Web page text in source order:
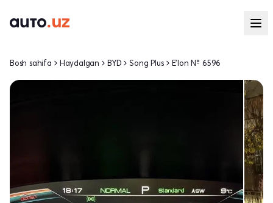
Bosh sahifa Haydalgan BYD Song Plus E'lon № 6596